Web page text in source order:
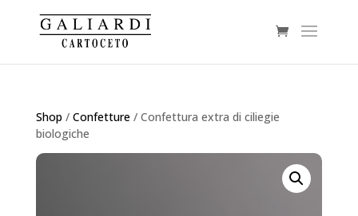
Shop / Confetture/ Confettura extra di ciliegie
biologiche